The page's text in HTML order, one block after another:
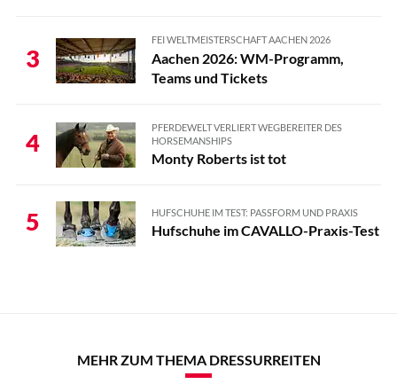
3
FEI WELTMEISTERSCHAFT AACHEN 2026
Aachen 2026: WM-Programm,
Teams und Tickets
4
PFERDEWELT VERLIERT WEGBEREITER DES
HORSEMANSHIPS
Monty Roberts ist tot
5 HUFSCHUHE IM TEST: PASSFORM UND PRAXIS
Hufschuhe im CAVALLO-Praxis-Test
MEHR ZUM THEMA DRESSURREITEN